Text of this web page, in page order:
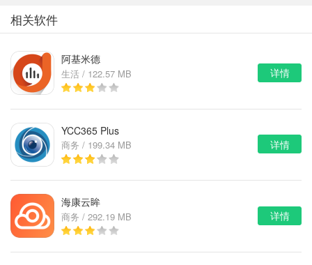
相关软件
阿基米德
生活 / 122.57 MB 详情
YCC365 Plus
商务 / 199.34 MB 详情
海康云眸
商务 / 292.19 MB 详情